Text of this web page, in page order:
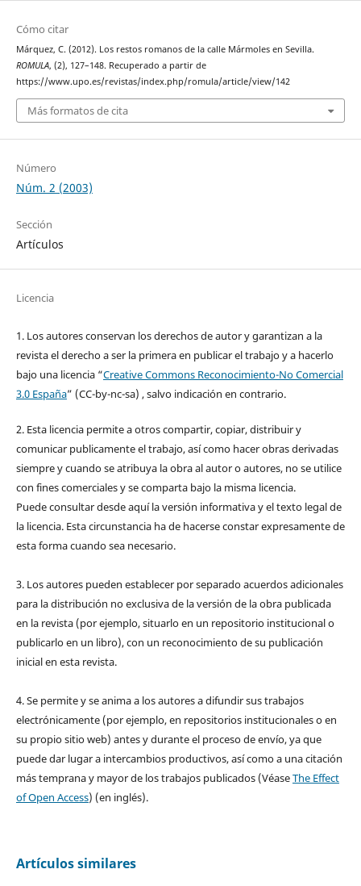
Cómo citar
Márquez, C. (2012). Los restos romanos de la calle Mármoles en Sevilla.
ROMULA, (2), 127–148. Recuperado a partir de
https://www.upo.es/revistas/index.php/romula/article/view/142
Más formatos de cita
Número
Núm. 2 (2003)
Sección
Artículos
Licencia
1. Los autores conservan los derechos de autor y garantizan a la
revista el derecho a ser la primera en publicar el trabajo y a hacerlo
bajo una licencia “Creative Commons Reconocimiento-No Comercial
3.0 España” (CC-by-nc-sa) , salvo indicación en contrario.
2. Esta licencia permite a otros compartir, copiar, distribuir y
comunicar publicamente el trabajo, así como hacer obras derivadas
siempre y cuando se atribuya la obra al autor o autores, no se utilice
con fines comerciales y se comparta bajo la misma licencia.
Puede consultar desde aquí la versión informativa y el texto legal de
la licencia. Esta circunstancia ha de hacerse constar expresamente de
esta forma cuando sea necesario.
3. Los autores pueden establecer por separado acuerdos adicionales
para la distribución no exclusiva de la versión de la obra publicada
en la revista (por ejemplo, situarlo en un repositorio institucional o
publicarlo en un libro), con un reconocimiento de su publicación
inicial en esta revista.
4. Se permite y se anima a los autores a difundir sus trabajos
electrónicamente (por ejemplo, en repositorios institucionales o en
su propio sitio web) antes y durante el proceso de envío, ya que
puede dar lugar a intercambios productivos, así como a una citación
más temprana y mayor de los trabajos publicados (VéaseThe Effect
of Open Access) (en inglés).
Artículos similares